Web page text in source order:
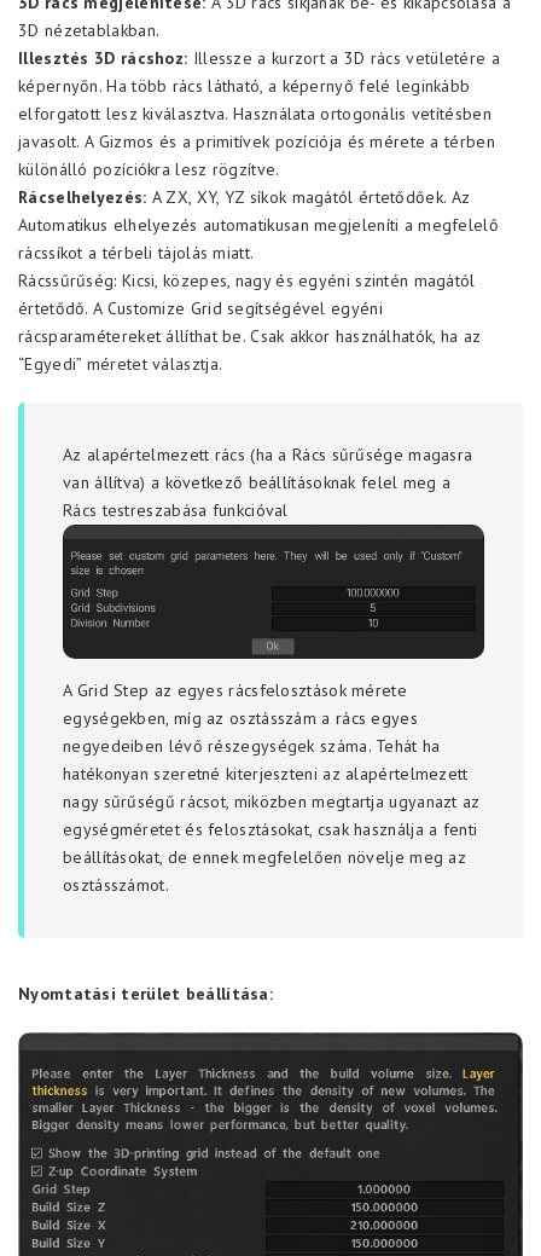
3D nézetablakban.
Illesztés 3D rácshoz: Illessze a kurzort a 3D rács vetületére a
képernyőn. Ha több rács látható, a képernyő felé leginkább
elforgatott lesz kiválasztva. Használata ortogonális vetítésben
javasolt. A Gizmos és a primitívek pozíciója és mérete a térben
különálló pozíciókra lesz rögzítve.
Rácselhelyezés: A ZX, XY, YZ síkok magától értetődőek. Az
Automatikus elhelyezés automatikusan megjeleníti a megfelelő
rácssíkot a térbeli tájolás miatt.
Rácssűrűség: Kicsi, közepes, nagy és egyéni szintén magától
értetődő. A Customize Grid segítségével egyéni
rácsparamétereket állíthat be. Csak akkor használhatók, ha az
“Egyedi” méretet választja.
Az alapértelmezett rács (ha a Rács sűrűsége magasra
van állítva) a következő beállításoknak felel meg a
Rács testreszabása funkcióval
A Grid Step az egyes rácsfelosztások mérete
egységekben, míg az osztásszám a rács egyes
negyedeiben lévő részegységek száma. Tehát ha
hatékonyan szeretné kiterjeszteni az alapértelmezett
nagy sűrűségű rácsot, miközben megtartja ugyanazt az
egységméretet és felosztásokat, csak használja a fenti
beállításokat, de ennek megfelelően növelje meg az
osztásszámot.
Nyomtatási terület beállítása: